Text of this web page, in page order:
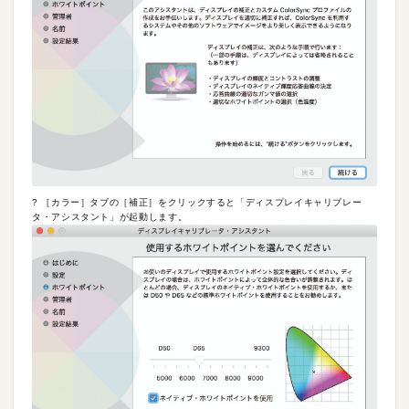
? ［カラー］タブの［補正］をクリックすると「ディスプレイキャリブレー
タ・アシスタント」が起動します。